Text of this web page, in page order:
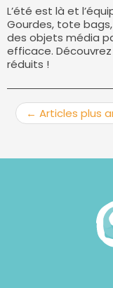
L’été est là et
Gourdes, tote
des objets média
efficace.
réduits !
← Articles plus